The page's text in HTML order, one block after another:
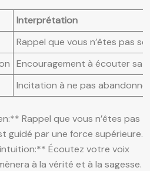
Interprétation
Rappel que vous n’êtes pas
Encouragement à écouter sa
Incitation à ne pas
Rappel que vous n’êtes pas
guidé par une force supérieure.
Écoutez votre voix
à la vérité et à la sagesse.